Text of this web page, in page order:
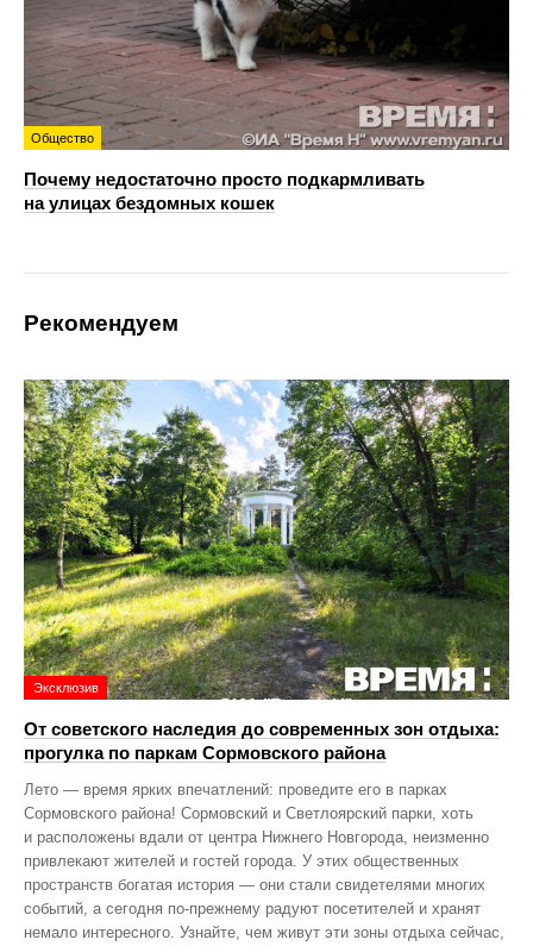
Общество
Почему недостаточно просто подкармливать
на улицах бездомных кошек
Рекомендуем
Эксклюзив
От советского наследия до современных зон отдыха:
прогулка по паркам Сормовского района
Лето — время ярких впечатлений: проведите его в парках
Сормовского района! Сормовский и Светлоярский парки, хоть
и расположены вдали от центра Нижнего Новгорода, неизменно
привлекают жителей и гостей города. У этих общественных
пространств богатая история — они стали свидетелями многих
событий, а сегодня по‑прежнему радуют посетителей и хранят
немало интересного. Узнайте, чем живут эти зоны отдыха сейчас,